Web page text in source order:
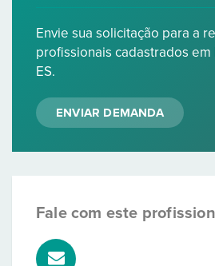
Envie sua solicitação para a
profissionais cadastrados em
ES.
ENVIAR DEMANDA
Fale com este